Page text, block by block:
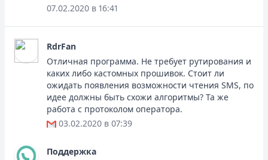
07.02.2020 в 16:41
RdrFan
Отличная программа. Не требует рутирования и
каких либо кастомных прошивок. Стоит ли
ожидать появления возможности чтения SMS, по
идее должны быть схожи алгоритмы? Та же
работа с протоколом оператора.
03.02.2020 в 07:39
Поддержка